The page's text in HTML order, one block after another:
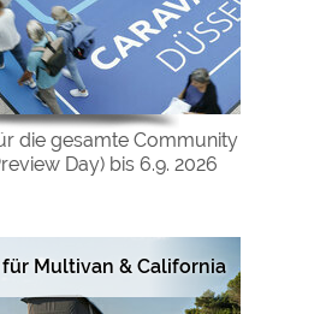
die gesamte Community
Day) bis 6.9. 2026
Multivan & California